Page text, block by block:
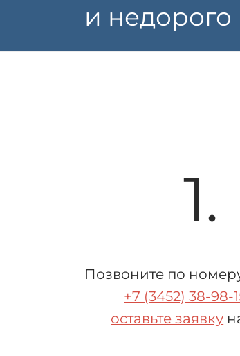
и недорого
1.
Позвоните по
+7 (3452) 38-98-
оставьте заявку